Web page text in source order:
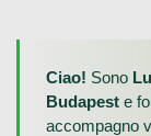
Ciao! Sono
Budapest e
accompagno